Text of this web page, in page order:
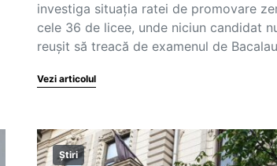
investiga situația ratei de promovare
cele 36 de licee, unde niciun candidat
reușit să treacă de examenul de
Vezi articolul
Știri